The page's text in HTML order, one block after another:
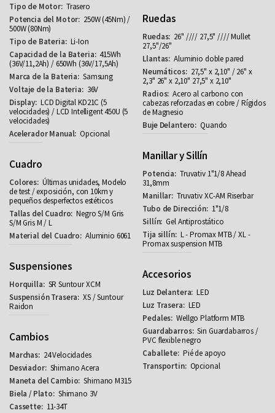
Trasero
250W (45Nm) /
500W (80Nm)
Li-Ion
415Wh
(36V/11,2Ah) / 650Wh (36V/17,5Ah)
Samsung
36V
LCD Digital KD21C (5
velocidades) / LCD Intelligent 450U (5
velocidades)
Opcional
Cuadro
Últimas unidades, Modelo
de test / exposición, con 10km y
pequeños desperfectos estéticos
Negro S/M Gris
S/M Gris M / L
Aluminio 6061
Suspensiones
SR Suntour XCM
XS / Suntour
Raidon
Cambios
24 Velocidades
Shimano Acera
Shimano M315
Shimano 3V
11-34T
Ruedas
26" //// 27,5" //// Mullet
27,5"/26"
Aluminio doble pared
27,5" x 2,10" / 26" x
2,3" 26" x 2,10" 27,5" x 2,10"
Acero al carbono con
cabezas reforzadas en cobre / Rígidos
de Magnesio
Quando
Manillar y Sillín
Truvativ 1"1/8 Ahead
31,8mm
Truvativ XC-AM Riserbar
1"1/8
Gel Antiprostático
L - Promax MTB / XL -
Promax suspension MTB
Accesorios
LED
LED
Wellgo Platform MTB
Sin Guardabarros /
PVC flexible negro
Pié de apoyo
Opcional